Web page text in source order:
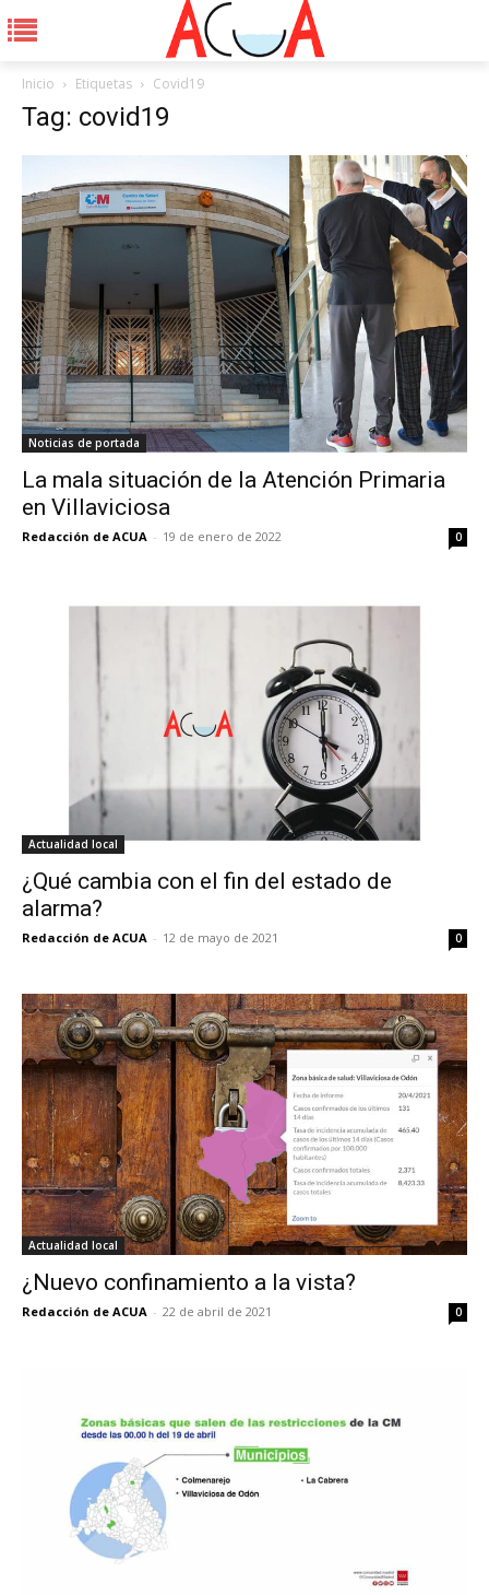
Inicio Etiquetas Covid19
Tag: covid19
Noticias de portada
La mala situación de la Atención Primaria
en Villaviciosa
Redacción de ACUA - 19 de enero de 2022 0
Actualidad local
¿Qué cambia con el fin del estado de
alarma?
Redacción de ACUA - 12 de mayo de 2021 0
Actualidad local
¿Nuevo confinamiento a la vista?
Redacción de ACUA - 22 de abril de 2021 0